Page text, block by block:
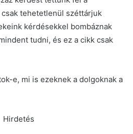
tehetetlenül széttárjuk
kérdésekkel bombáznak
tudni, és ez a cikk csak
e, mi is ezeknek a dolgoknak a
Hirdetés